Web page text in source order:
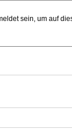
sein, um auf